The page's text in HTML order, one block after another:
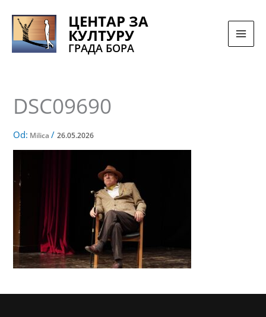
sadržaj
ЦЕНТАР ЗА
КУЛТУРУ
ГРАДА БОРА
DSC09690
Od: Milica/26.05.2026